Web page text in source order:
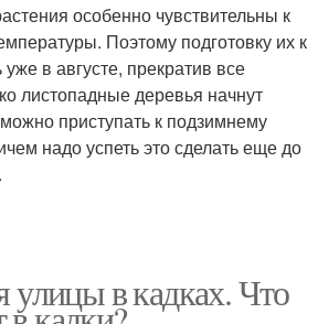
особенно чувствительны к
Поэтому подготовку их к
в августе, прекратив все
листопадные деревья начнут
приступать к подзимнему
надо успеть это сделать еще до
улицы в кадках. Что